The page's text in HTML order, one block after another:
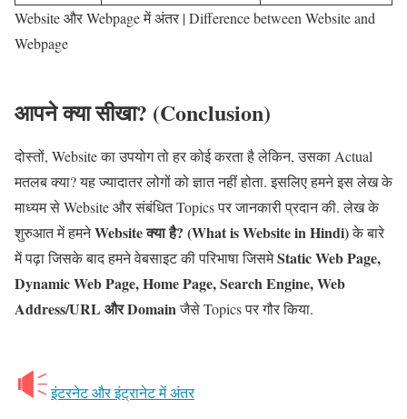
Website और Webpage में अंतर | Difference between Website and
Webpage
आपने क्या सीखा? (Conclusion)
दोस्तों, Website का उपयोग तो हर कोई करता है लेकिन, उसका Actual
मतलब क्या? यह ज्यादातर लोगों को ज्ञात नहीं होता. इसलिए हमने इस लेख के
माध्यम से Website और संबंधित Topics पर जानकारी प्रदान की. लेख के
शुरुआत में हमनेWebsite क्या है? (What is Website in Hindi)के बारे
में पढ़ा जिसके बाद हमने वेबसाइट की परिभाषा जिसमेStatic Web Page,
Dynamic Web Page, Home Page, Search Engine, Web
Address/URL और Domainजैसे Topics पर गौर किया.
इंटरनेट और इंट्रानेट में अंतर